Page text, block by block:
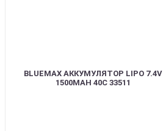
BLUEMAX АККУМУЛЯТОР LIPO 7.4V
1500MAH 40C 33511